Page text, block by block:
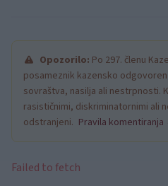
Opozorilo: Po 297. členu
posameznik kazensko
sovraštva, nasilja ali nestrpnosti.
rasističnimi, diskriminatornimi ali
odstranjeni. Pravila komentiranja
Failed to fetch